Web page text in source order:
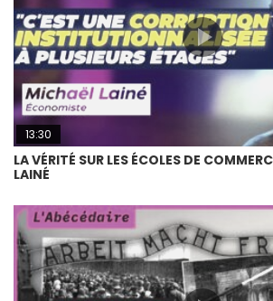
13:30
LA VÉRITÉ SUR LES ÉCOLES DE
LAINÉ